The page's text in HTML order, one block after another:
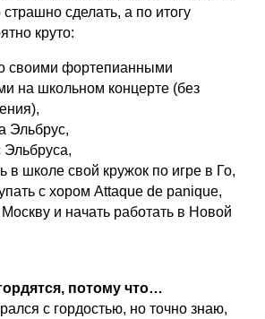
сделать, а по итогу
круто:
своими фортепианными
на школьном концерте (без
Эльбрус,
Эльбруса,
в школе свой кружок по игре в Го,
с хором Attaque de panique,
и начать работать в Новой
потому что…
с гордостью, но точно знаю,